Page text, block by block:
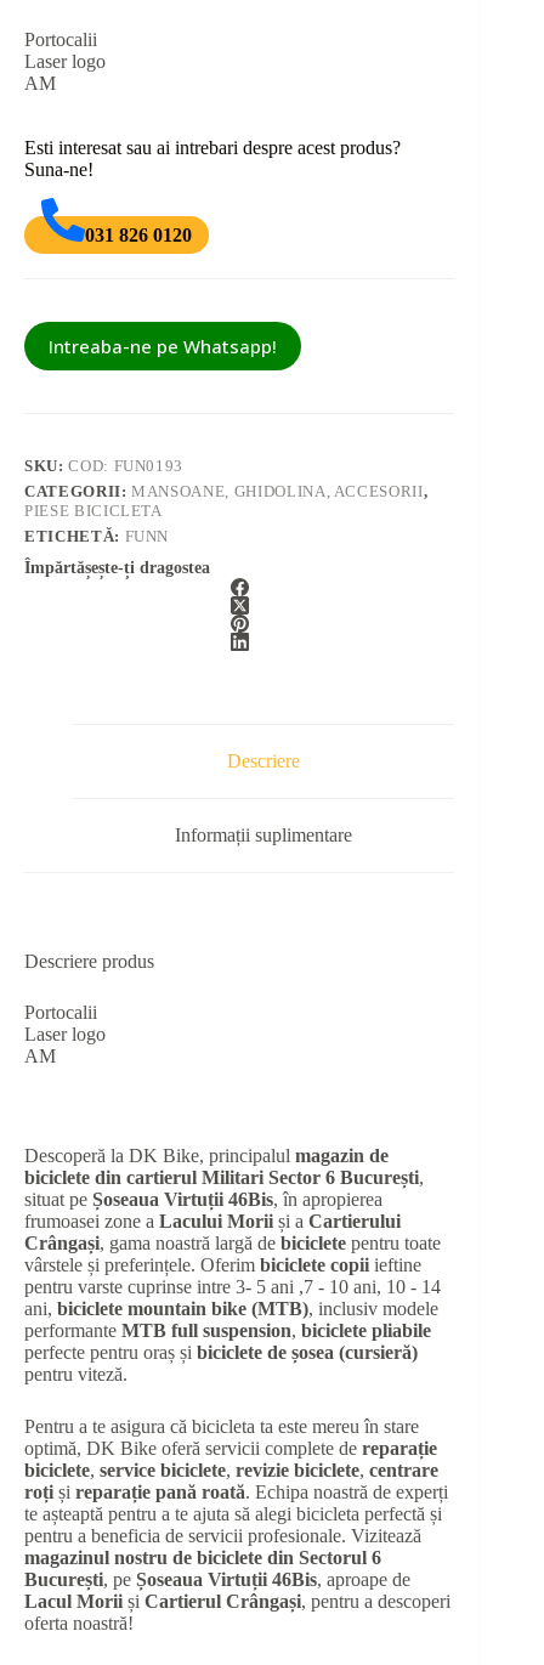
Portocalii
Laser logo
AM
Esti interesat sau ai intrebari despre acest produs?
Suna-ne!
031 826 0120
Intreaba-ne pe Whatsapp!
SKU:COD: FUN0193
CATEGORII:MANSOANE, GHIDOLINA, ACCESORII,
PIESE BICICLETA
ETICHETĂ: FUNN
Împărtășește-ți dragostea
Descriere
Informații suplimentare
Descriere produs
Portocalii
Laser logo
AM
Descoperă la DK Bike, principalul magazin de
biciclete din cartierul Militari Sector 6 București,
situat pe Șoseaua Virtuții 46Bis, în apropierea
frumoasei zone a Lacului Morii și a Cartierului
Crângași, gama noastră largă de biciclete pentru toate
vârstele și preferințele. Oferim biciclete copii ieftine
pentru varste cuprinse intre 3- 5 ani ,7 - 10 ani, 10 - 14
ani, biciclete mountain bike (MTB), inclusiv modele
performante MTB full suspension, biciclete pliabile
perfecte pentru oraș și biciclete de șosea (cursieră)
pentru viteză.
Pentru a te asigura că bicicleta ta este mereu în stare
optimă, DK Bike oferă servicii complete de reparație
biciclete, service biciclete, revizie biciclete, centrare
roți și reparație pană roată. Echipa noastră de experți
te așteaptă pentru a te ajuta să alegi bicicleta perfectă și
pentru a beneficia de servicii profesionale. Vizitează
magazinul nostru de biciclete din Sectorul 6
București, pe Șoseaua Virtuții 46Bis, aproape de
Lacul Morii și Cartierul Crângași, pentru a descoperi
oferta noastră!